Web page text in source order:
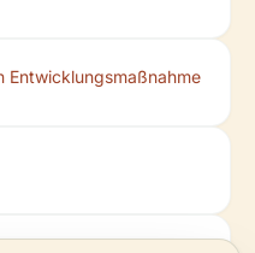
Entwicklungsmaßnahme